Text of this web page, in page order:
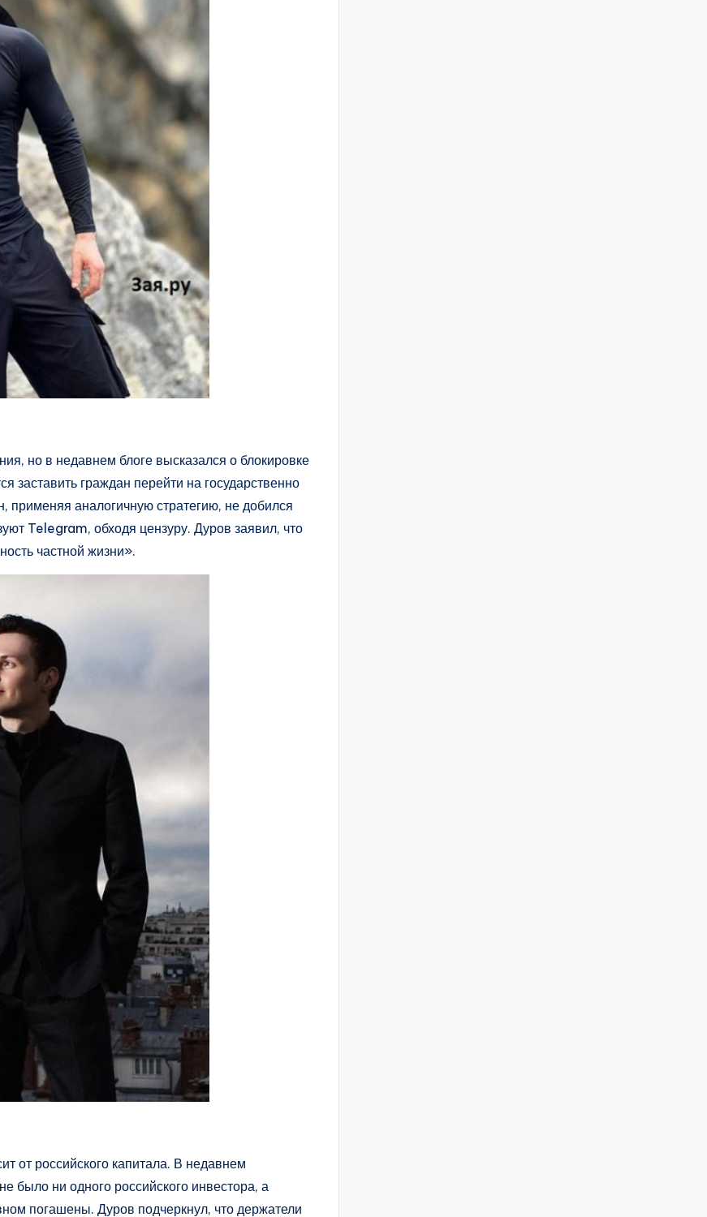
но в недавнем блоге высказался о блокировке
заставить граждан перейти на государственно
применяя аналогичную стратегию, не добился
Telegram, обходя цензуру. Дуров заявил, что
частной жизни».
от российского капитала. В недавнем
было ни одного российского инвестора, а
погашены. Дуров подчеркнул, что держатели